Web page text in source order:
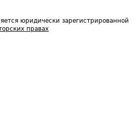
юридически зарегистрированной
правах